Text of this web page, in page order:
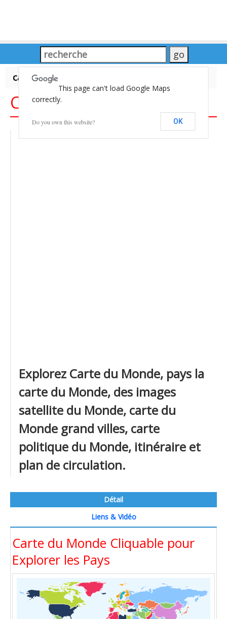
carte du Monde
Carte du Monde
Explorez Carte du Monde, pays la
carte du Monde, des images
satellite du Monde, carte du
Monde grand villes, carte
politique du Monde, itinéraire et
plan de circulation.
Détail
Liens & Vidéo
Carte du Monde Cliquable pour
Explorer les Pays
This page can't load Google Maps
correctly.
Do you own this website? OK